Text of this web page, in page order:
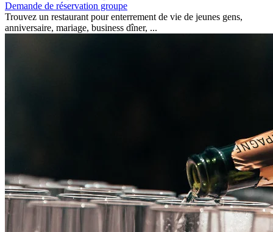
Demande de réservation groupe
Trouvez un restaurant pour enterrement de vie de jeunes gens,
anniversaire, mariage, business dîner, ...